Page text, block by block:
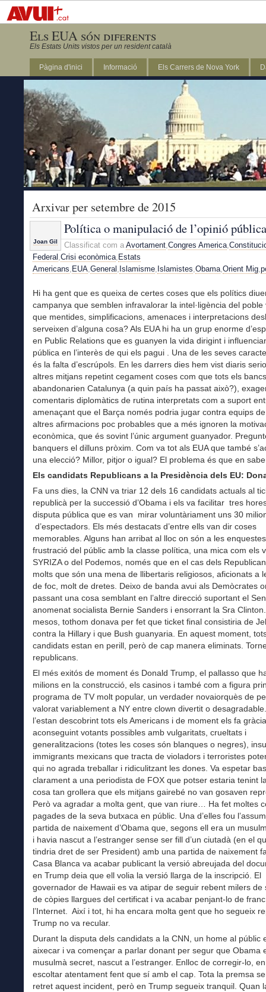
Els EUA són diferents
Els Estats Units vistos per un resident català
Pàgina d'inici Informació Els Carrers de Nova York
Arxivar per setembre de 2015
Joan Gil
Política o manipulació de l’opinió
Classificat com a Avortament,Congres America,
Federal ,Crisi econòmica, Estats
Americans, EUA,General , Islamisme, Islamistes,Obama,Orient Mig,
Hi ha gent que es queixa de certes coses que els polítics
campanya que semblen infravalorar la intel·ligència del poble
que mentides, simplificacions, amenaces i interpretacions
serveixen d’alguna cosa? Als EUA hi ha un grup enorme
en Public Relations que es guanyen la vida dirigint i
pública en l’interès de qui els pagui . Una de les seves
és la falta d’escrúpols. En les darrers dies hem vist diaris
altres mitjans repetint cegament coses com que tots els bancs
abandonarien Catalunya (a quin país ha passat això?),
comentaris diplomàtics de rutina interpretats com a suport
amenaçant que el Barça només podria jugar contra equips
altres afirmacions poc probables que a més ignoren la
econòmica, que és sovint l’únic argument guanyador.
banquers el dilluns pròxim. Com va tot als EUA que també
una elecció? Millor, pitjor o igual? El problema és que en
Els candidats Republicans a la Presidència dels EU:
Fa uns dies, la CNN va triar 12 dels 16 candidats actuals al
republicà per la successió d’Obama i els va facilitar tres
disputa pública que es van mirar voluntàriament uns 30
d’espectadors. Els més destacats d’entre ells van dir coses
memorables. Alguns han arribat al lloc on són a les
frustració del públic amb la classe política, una mica com els
SYRIZA o del Podemos, només que en el cas dels
molts que són una mena de llibertaris religiosos, aficionats a
de foc, molt de dretes. Deixo de banda avui als Demòcrates
passant una cosa semblant en l’altre direcció suportant el
anomenat socialista Bernie Sanders i ensorrant la Sra
mesos, tothom donava per fet que ticket final consistiria de
contra la Hillary i que Bush guanyaria. En aquest moment,
candidats estan en perill, però de cap manera eliminats.
republicans.
El més exitós de moment és Donald Trump, el pallasso que
milions en la construcció, els casinos i també com a figura
programa de TV molt popular, un verdader novaiorquès de
valorat variablement a NY entre clown divertit o
l’estan descobrint tots els Americans i de moment els fa
aconseguint votants possibles amb vulgaritats, crueltats i
generalitzacions (totes les coses són blanques o negres),
immigrants mexicans que tracta de violadors i terroristes
qui no agrada treballar i ridiculitzant les dones. Va espetar
clarament a una periodista de FOX que potser estaria tenint
cosa tan grollera que els mitjans gairebé no van gosaven
Però va agradar a molta gent, que van riure… Ha fet moltes
pagades de la seva butxaca en públic. Una d’elles fou
partida de naixement d’Obama que, segons ell era un
i havia nascut a l’estranger sense ser fill d’un ciutadà (en el
tindria dret de ser President) amb una partida de naixement
Casa Blanca va acabar publicant la versió abreujada del
en Trump deia que ell volia la versió llarga de la inscripció. El
governador de Hawaii es va atipar de seguir rebent milers de
de còpies llargues del certificat i va acabar penjant-lo de
l’Internet. Així i tot, hi ha encara molta gent que ho segueix
Trump no va recular.
Durant la disputa dels candidats a la CNN, un home al públic
aixecar i va començar a parlar donant per segur que Obama
musulmà secret, nascut a l’estranger. Enlloc de corregir-lo,
escoltar atentament fent que sí amb el cap. Tota la premsa
retret aquest incident, però en Trump segueix tranquil. Quan